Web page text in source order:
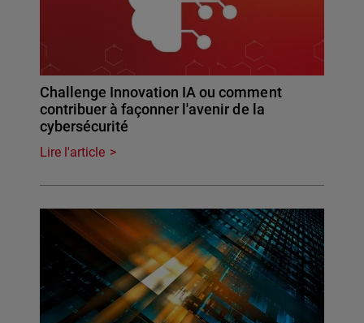
Challenge Innovation IA ou comment
contribuer à façonner l'avenir de la
cybersécurité
Lire l'article